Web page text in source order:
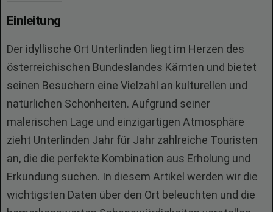
Einleitung
Der idyllische Ort Unterlinden liegt im Herzen des
österreichischen Bundeslandes Kärnten und bietet
seinen Besuchern eine Vielzahl an kulturellen und
natürlichen Schönheiten. Aufgrund seiner
malerischen Lage und einzigartigen Atmosphäre
zieht Unterlinden Jahr für Jahr zahlreiche Touristen
an, die die perfekte Kombination aus Erholung und
Erkundung suchen. In diesem Artikel werden wir die
wichtigsten Daten über den Ort beleuchten und die